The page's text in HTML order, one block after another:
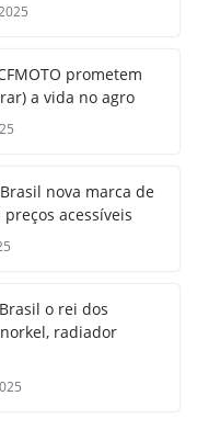
prometem
a vida no agro
nova marca de
acessíveis
o rei dos
radiador